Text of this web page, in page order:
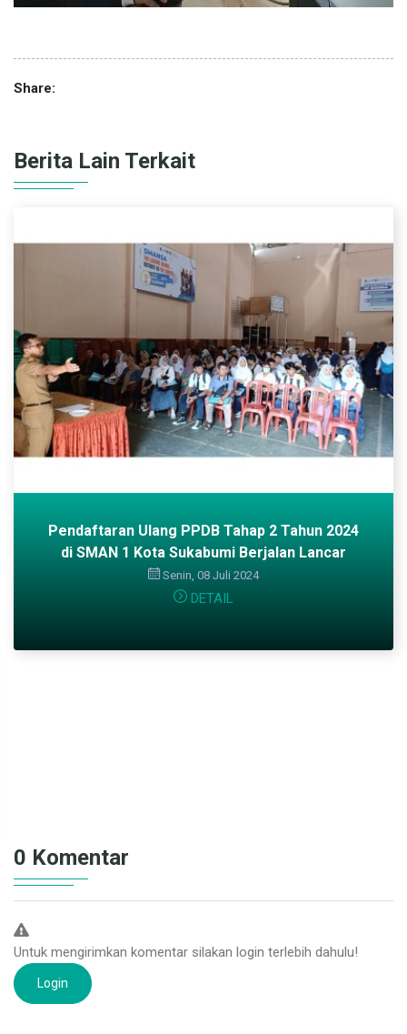
Share:
Berita Lain Terkait
Pendaftaran Ulang PPDB Tahap 2 Tahun 2024
di SMAN 1 Kota Sukabumi Berjalan Lancar
Senin, 08 Juli 2024
DETAIL
0 Komentar
Untuk mengirimkan komentar silakan login terlebih dahulu!
Login